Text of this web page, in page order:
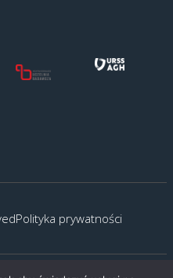
Polityka prywatności